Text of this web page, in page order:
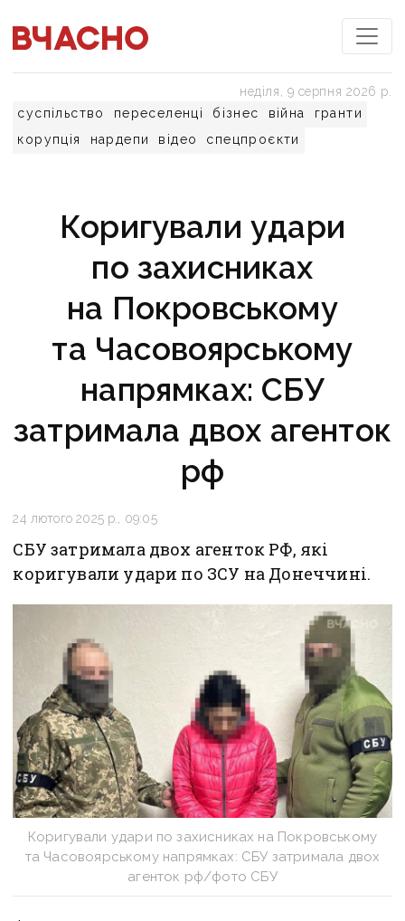
суспільство переселенці бізнес війна
гранти
корупція
нардепи відео спецпроєкти
неділя, 9 серпня 2026 р.
Коригували удари
по захисниках
на Покровському
та Часовоярському
напрямках: СБУ
затримала двох агенток
рф
24 лютого 2025 р., 09:05
СБУ затримала двох агенток РФ, які
коригували удари по ЗСУ на Донеччині.
Коригували удари по захисниках на Покровському
та Часовоярському напрямках: СБУ затримала двох
агенток рф/фото СБУ